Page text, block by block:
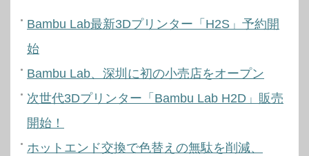
Bambu Lab最新3Dプリンター「H2S」予約開
始
Bambu Lab、深圳に初の小売店をオープン
次世代3Dプリンター「Bambu Lab H2D」販売
開始！
ホットエンド交換で色替えの無駄を削減、